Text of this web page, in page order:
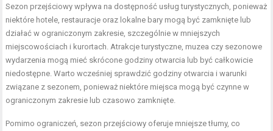
Sezon przejściowy wpływa na dostępność usług turystycznych, ponieważ
niektóre hotele, restauracje oraz lokalne bary mogą być zamknięte lub
działać w ograniczonym zakresie, szczególnie w mniejszych
miejscowościach i kurortach. Atrakcje turystyczne, muzea czy sezonowe
wydarzenia mogą mieć skrócone godziny otwarcia lub być całkowicie
niedostępne. Warto wcześniej sprawdzić godziny otwarcia i warunki
związane z sezonem, ponieważ niektóre miejsca mogą być czynne w
ograniczonym zakresie lub czasowo zamknięte.
Pomimo ograniczeń, sezon przejściowy oferuje mniejsze tłumy, co